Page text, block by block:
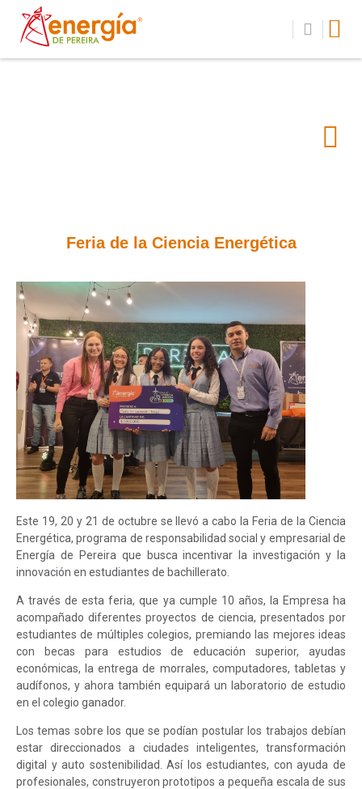
Feria de la Ciencia Energética
Este 19, 20 y 21 de octubre se llevó a cabo la Feria de la Ciencia
Energética, programa de responsabilidad social y empresarial de
Energía de Pereira que busca incentivar la investigación y la
innovación en estudiantes de bachillerato.
A través de esta feria, que ya cumple 10 años, la Empresa ha
acompañado diferentes proyectos de ciencia, presentados por
estudiantes de múltiples colegios, premiando las mejores ideas
con becas para estudios de educación superior, ayudas
económicas, la entrega de morrales, computadores, tabletas y
audífonos, y ahora también equipará un laboratorio de estudio
en el colegio ganador.
Los temas sobre los que se podían postular los trabajos debían
estar direccionados a ciudades inteligentes, transformación
digital y auto sostenibilidad. Así los estudiantes, con ayuda de
profesionales, construyeron prototipos a pequeña escala de sus